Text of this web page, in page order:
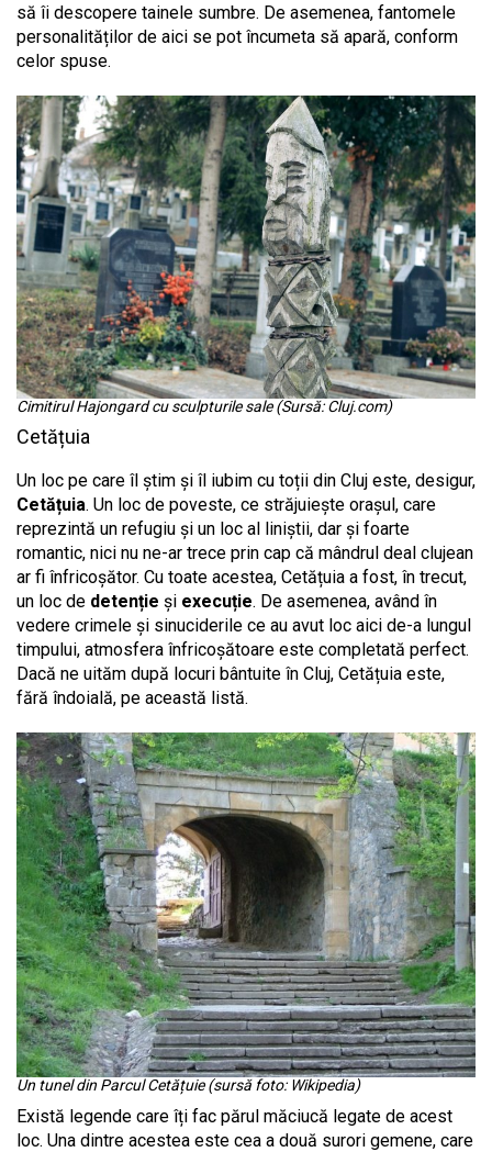
să îi descopere tainele sumbre. De asemenea, fantomele
personalităților de aici se pot încumeta să apară, conform
celor spuse.
Cimitirul Hajongard cu sculpturile sale (Sursă: Cluj.com)
Cetățuia
Un loc pe care îl știm și îl iubim cu toții din Cluj este, desigur,
Cetățuia. Un loc de poveste, ce străjuiește orașul, care
reprezintă un refugiu și un loc al liniștii, dar și foarte
romantic, nici nu ne-ar trece prin cap că mândrul deal clujean
ar fi înfricoșător. Cu toate acestea, Cetățuia a fost, în trecut,
un loc de detenție și execuție. De asemenea, având în
vedere crimele și sinuciderile ce au avut loc aici de-a lungul
timpului, atmosfera înfricoșătoare este completată perfect.
Dacă ne uităm după locuri bântuite în Cluj, Cetățuia este,
fără îndoială, pe această listă.
Un tunel din Parcul Cetățuie (sursă foto: Wikipedia)
Există legende care îți fac părul măciucă legate de acest
loc. Una dintre acestea este cea a două surori gemene, care